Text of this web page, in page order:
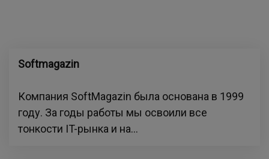
Softmagazin
Компания SoftMagazin была основана в 1999
году. За годы работы мы освоили все
тонкости IT-рынка и на...